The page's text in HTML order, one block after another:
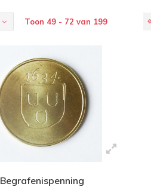
Toon 49 - 72 van 199
Begrafenispenning